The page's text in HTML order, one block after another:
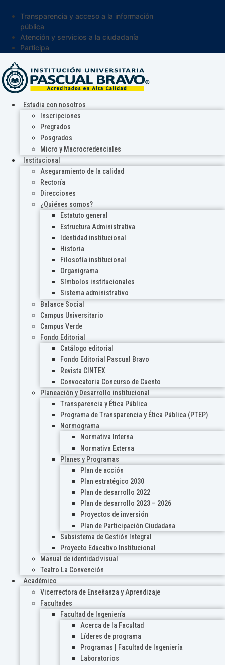
Transparencia y acceso a la información
pública
Atención y servicios a la ciudadanía
Participa
Estudia con nosotros
Inscripciones
Pregrados
Posgrados
Micro y Macrocredenciales
Institucional
Aseguramiento de la calidad
Rectoría
Direcciones
¿Quiénes somos?
Estatuto general
Estructura Administrativa
Identidad institucional
Historia
Filosofía institucional
Organigrama
Símbolos institucionales
Sistema administrativo
Balance Social
Campus Universitario
Campus Verde
Fondo Editorial
Catálogo editorial
Fondo Editorial Pascual Bravo
Revista CINTEX
Convocatoria Concurso de Cuento
Planeación y Desarrollo institucional
Transparencia y Ética Pública
Programa de Transparencia y Ética Pública (PTEP)
Normograma
Normativa Interna
Normativa Externa
Planes y Programas
Plan de acción
Plan estratégico 2030
Plan de desarrollo 2022
Plan de desarrollo 2023 – 2026
Proyectos de inversión
Plan de Participación Ciudadana
Subsistema de Gestión Integral
Proyecto Educativo Institucional
Manual de identidad visual
Teatro La Convención
Académico
Vicerrectora de Enseñanza y Aprendizaje
Facultades
Facultad de Ingeniería
Acerca de la Facultad
Líderes de programa
Programas | Facultad de Ingeniería
Laboratorios